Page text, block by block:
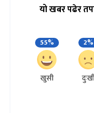
यो खबर पढेर
55%
खुसी
2%